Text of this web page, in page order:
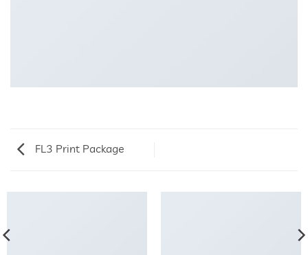
FL3 Print Package